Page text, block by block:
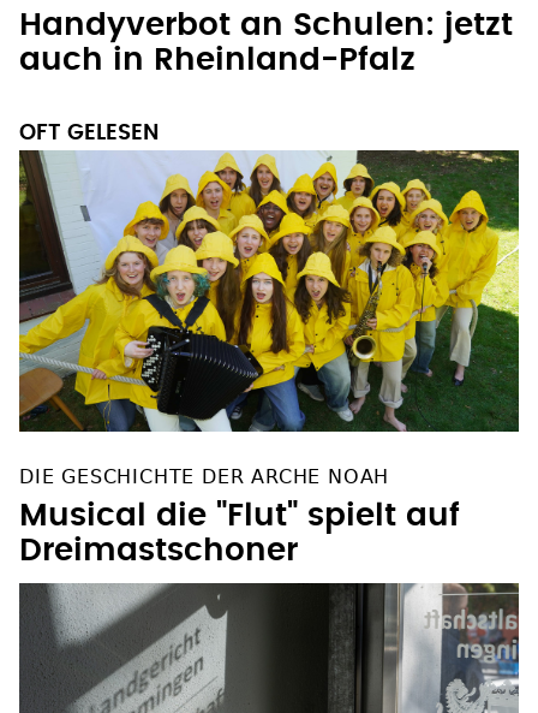
Handyverbot an Schulen: jetzt
auch in Rheinland-Pfalz
OFT GELESEN
DIE GESCHICHTE DER ARCHE NOAH
Musical die "Flut" spielt auf
Dreimastschoner